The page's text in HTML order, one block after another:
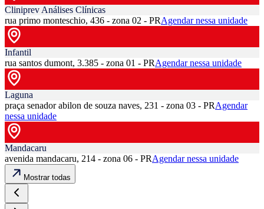
Cliniprev Análises Clínicas
rua primo monteschio, 436 - zona 02 - PRAgendar nessa unidade
Infantil
rua santos dumont, 3.385 - zona 01 - PRAgendar nessa unidade
Laguna
praça senador abilon de souza naves, 231 - zona 03 - PRAgendar
nessa unidade
Mandacaru
avenida mandacaru, 214 - zona 06 - PRAgendar nessa unidade
Mostrar todas